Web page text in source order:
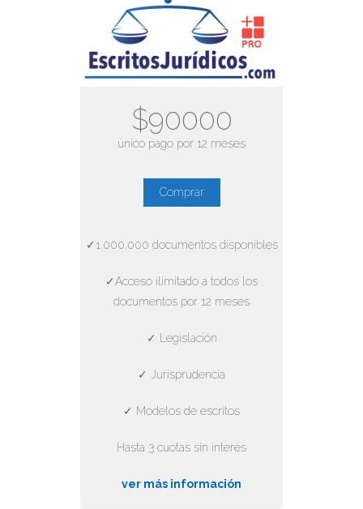
$90000
único pago por 12 meses
Comprar
✓1.000.000 documentos disponibles
✓Acceso ilimitado a todos los
documentos por 12 meses
✓ Legislación
✓ Jurisprudencia
✓ Modelos de escritos
Hasta 3 cuotas sin interés
ver más información